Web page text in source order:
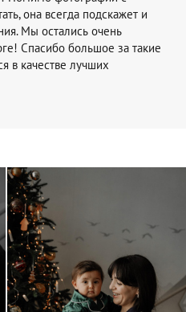
она всегда подскажет и
Мы остались очень
Спасибо большое за такие
в качестве лучших